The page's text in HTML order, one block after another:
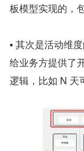
板模型实现的，
▪ 其次是活动维
给业务方提供了
逻辑，比如 N 天